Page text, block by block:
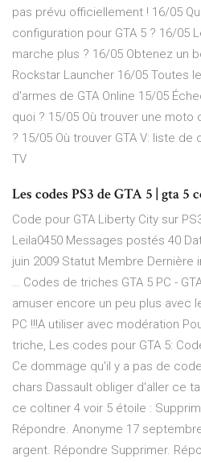
pas prévu officiellement ! 16/05
configuration pour GTA 5 ? 16/05
marche plus ? 16/05 Obtenez un
Rockstar Launcher 16/05 Toutes
d'armes de GTA Online 15/05
quoi ? 15/05 Où trouver une moto
? 15/05 Où trouver GTA V: liste
TV
Les codes PS3 de GTA 5 | gta 5
Code pour GTA Liberty City sur
Leila0450 Messages postés 40
juin 2009 Statut Membre Dernière
… Codes de triches GTA 5 PC -
amuser encore un peu plus avec
PC !!!A utiliser avec modération
triche, Les codes pour GTA 5:
Ce dommage qu'il y a pas de
chars Dassault obliger d'aller ce
ce coltiner 4 voir 5 étoile :
Répondre. Anonyme 17
argent. Répondre Supprimer.